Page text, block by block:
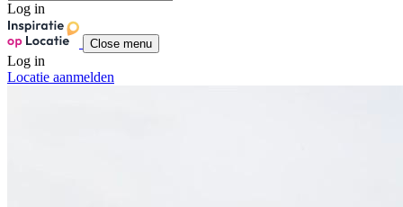
Log in
Close menu
Log in
Locatie aanmelden